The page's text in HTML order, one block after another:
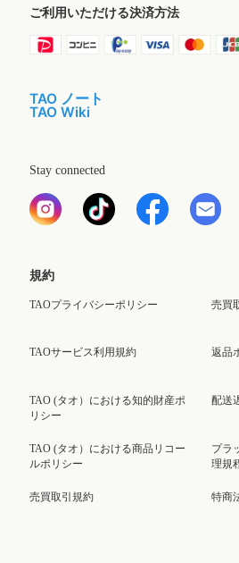
ご利用いただける決済方法
TAO ノート
TAO Wiki
Stay connected
規約
TAOプライバシーポリシー
TAOサービス利用規約
TAO (タオ）における知的財産ポ
リシー
TAO (タオ）における商品リコー
ルポリシー
売買取引規約
売買
返品
配送
プラ
理規
特商